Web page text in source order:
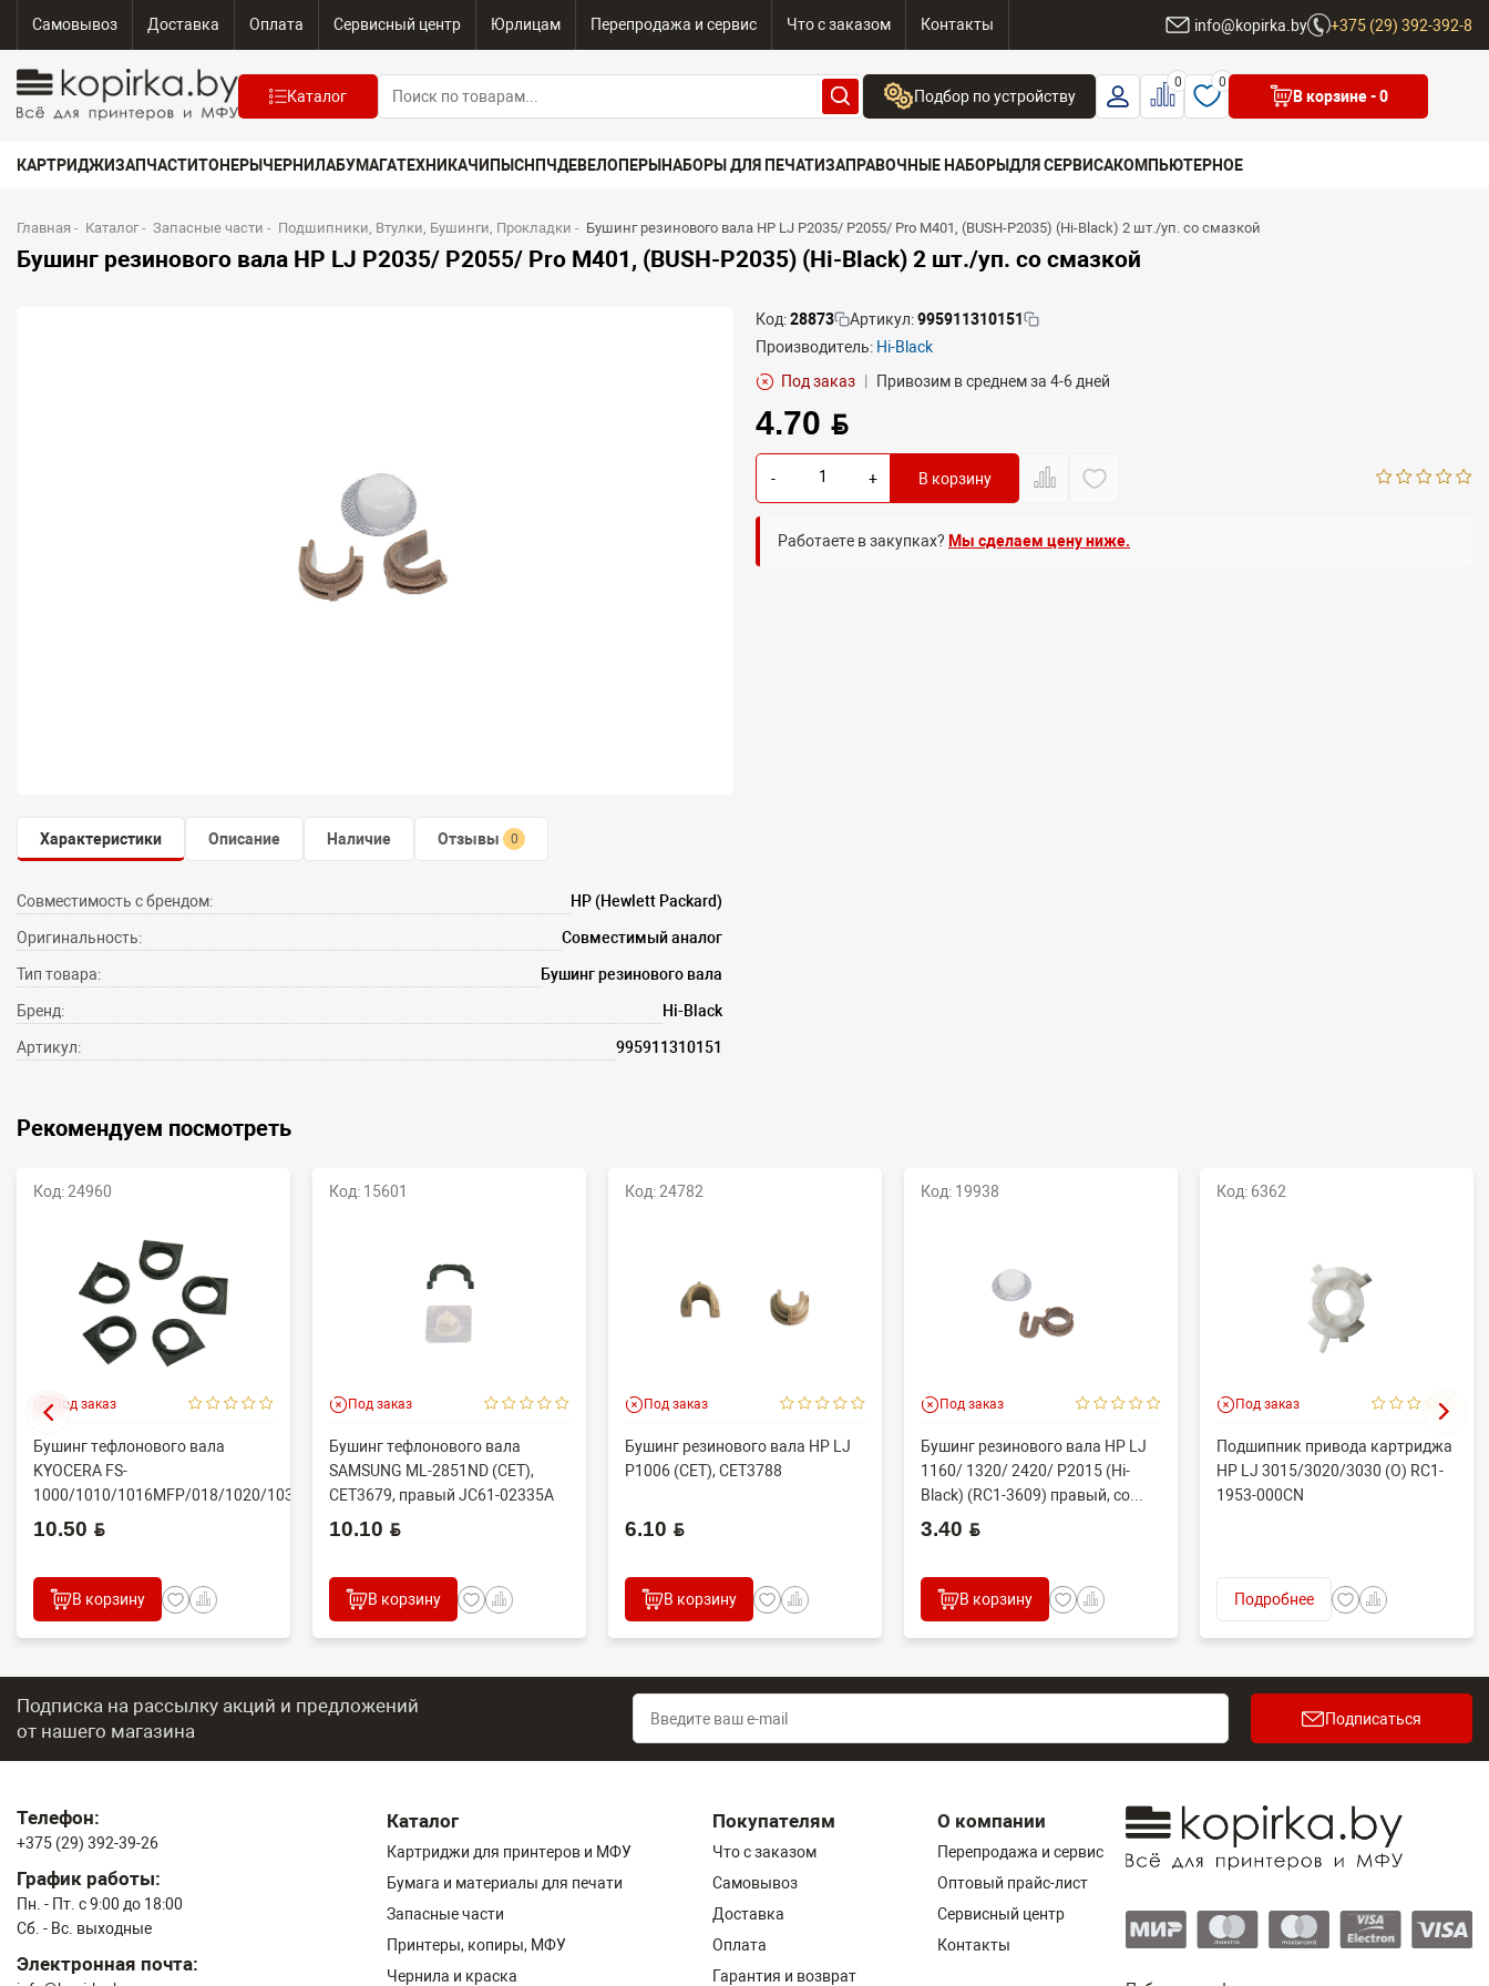
Самовывоз Доставка Оплата Сервисный центр Юрлицам Перепродажа и сервис Что с заказом Контакты info@kopirka.by +375 (29) 392-392-8
Каталог Подбор по устройству
Выберите бренд
Сначала выберите бренд
0 0
В корзине- 0
КАРТРИДЖИЗАПЧАСТИТОНЕРЫ ЧЕРНИЛАБУМАГАТЕХНИКАЧИПЫСНПЧДЕВЕЛОПЕРЫ НАБОРЫ ДЛЯ ПЕЧАТИЗАПРАВОЧНЫЕ НАБОРЫДЛЯ СЕРВИСАКОМПЬЮТЕРНОЕ
Главная - Каталог - Запасные части - Подшипники, Втулки, Бушинги, Прокладки - Бушинг резинового вала HP LJ P2035/ P2055/ Pro M401, (BUSH-P2035) (Hi-Black) 2 шт./уп. со смазкой
Бушинг резинового вала HP LJ P2035/ P2055/ Pro M401, (BUSH-P2035) (Hi-Black) 2 шт./уп. со смазкой
Характеристики Описание Наличие Отзывы 0
Совместимость с брендом: HP (Hewlett Packard)
Оригинальность: Совместимый аналог
Тип товара: Бушинг резинового вала
Бренд: Hi-Black
Артикул: 995911310151
Код:28873 Артикул:995911310151
Производитель: Hi-Black
Под заказ
Привозим в среднем за 4-6 дней
4.70 BYN
- + В корзину
Работаете в закупках? Мы сделаем цену ниже.
Рекомендуем посмотреть
Код: 24960
Под заказ
Бушинг тефлонового вала
KYOCERA FS-
1000/1010/1016MFP/018/1020/1030D
(CET), CET4313B, ...
10.50 BYN
В корзину
Код: 15601
Под заказ
Бушинг тефлонового вала
SAMSUNG ML-2851ND (CET),
CET3679, правый JC61-02335A
10.10 BYN
В корзину
Код: 24782
Под заказ
Бушинг резинового вала HP LJ
P1006 (CET), CET3788
6.10 BYN
В корзину
Код: 19938
Под заказ
Бушинг резинового вала HP LJ
1160/ 1320/ 2420/ P2015 (Hi-
Black) (RC1-3609) правый, со...
3.40 BYN
В корзину
Код: 6362
Под заказ
Подшипник привода картриджа
HP LJ 3015/3020/3030 (O) RC1-
1953-000CN
Подробнее
Подписка на рассылку акций и предложений
от нашего магазина
Подписаться
Телефон:
+375 (29) 392-39-26
График работы:
Пн. - Пт. с 9:00 до 18:00
Сб. - Вс. выходные
Электронная почта:
Каталог
Картриджи для принтеров и МФУ
Бумага и материалы для печати
Запасные части
Принтеры, копиры, МФУ
Чернила и краска
Покупателям
Что с заказом
Самовывоз
Доставка
Оплата
Гарантия и возврат
О компании
Перепродажа и сервис
Оптовый прайс-лист
Сервисный центр
Контакты